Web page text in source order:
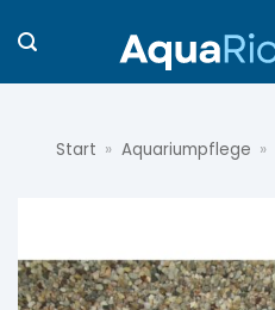
Inhalt
springen
Start » Aquariumpflege »